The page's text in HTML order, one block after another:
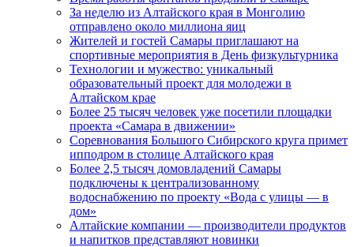
За неделю из Алтайского края в Монголию
отправлено около миллиона яиц
Жителей и гостей Самары приглашают на
спортивные мероприятия в День физкультурника
Технологии и мужество: уникальный
образовательный проект для молодежи в
Алтайском крае
Более 25 тысяч человек уже посетили площадки
проекта «Самара в движении»
Соревнования Большого Сибирского круга примет
ипподром в столице Алтайского края
Более 2,5 тысяч домовладений Самары
подключены к централизованному
водоснабжению по проекту «Вода с улицы — в
дом»
Алтайские компании — производители продуктов
и напитков представляют новинки